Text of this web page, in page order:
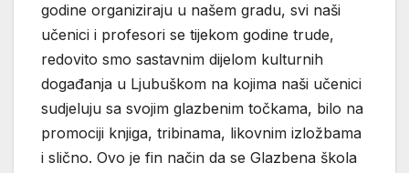
godine organiziraju u našem gradu, svi naši
učenici i profesori se tijekom godine trude,
redovito smo sastavnim dijelom kulturnih
događanja u Ljubuškom na kojima naši učenici
sudjeluju sa svojim glazbenim točkama, bilo na
promociji knjiga, tribinama, likovnim izložbama
i slično. Ovo je fin način da se Glazbena škola